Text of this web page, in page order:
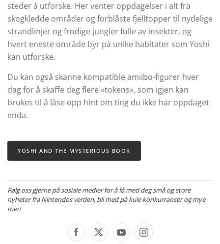
steder å utforske. Her venter oppdagelser i alt fra
skogkledde områder og forblåste fjelltopper til nydelige
strandlinjer og frodige jungler fulle av insekter, og
hvert eneste område byr på unike habitater som Yoshi
kan utforske.
Du kan også skanne kompatible amiibo-figurer hver
dag for å skaffe deg flere «tokens», som igjen kan
brukes til å låse opp hint om ting du ikke har oppdaget
enda.
YOSHI AND THE MYSTERIOUS BOOK
Følg oss gjerne på sosiale medier for å få med deg små og store
nyheter fra Nintendos verden, bli med på kule konkurranser og mye
mer!